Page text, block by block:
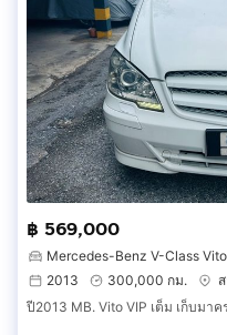
฿ 569,000
Mercedes-Benz V-Class Vito
2013
300,000 กม.
ปี2013 MB. Vito VIP เต็ม เก็บมา